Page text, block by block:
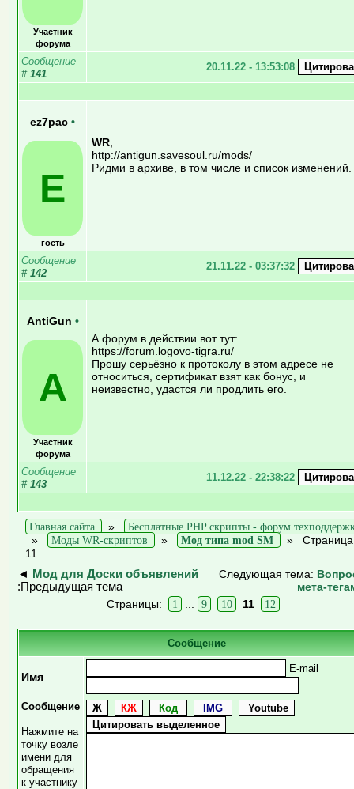
Участник
форума
Сообщение
# 141
20.11.22 - 13:53:08
ez7pac •
E
гость
WR
http://antigun.savesoul.ru/mods/
Ридми в архиве, в том числе и список изменений.
Сообщение
# 142
21.11.22 - 03:37:32
AntiGun •
A
Участник
форума
А форум в действии вот тут:
https://forum.logovo-tigra.ru/
Прошу серьёзно к протоколу в этом адресе не
относиться, сертификат взят как бонус, и
неизвестно, удастся ли продлить его.
Сообщение
# 143
11.12.22 - 22:38:22
Главная сайта »
Бесплатные PHP скрипты - форум
»
Моды WR-скриптов » Мод типа mod SM » Страница
11
◄
Мод для Доски объявлений
:Предыдущая тема
Следующая тема:
мета-
Страницы:
1 9 10 11 12
Сообщение
Имя
E-mail
Сообщение
Нажмите на
точку возле
имени для
обращения
к участнику